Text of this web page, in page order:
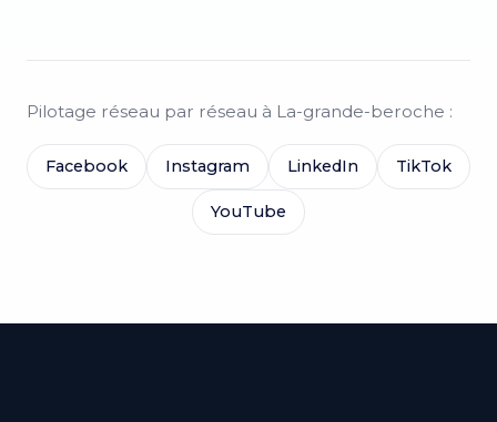
Pilotage réseau par réseau à La-grande-beroche :
Facebook Instagram LinkedIn TikTok
YouTube